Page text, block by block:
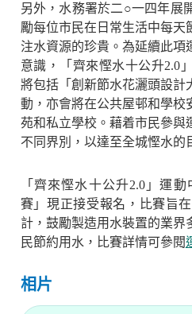
另外，水務署於二○一四年展
勵每位市民在日常生活中每天
注水資源的珍貴。為延續此項
意識，「齊來慳水十公升2.0
將包括「創新節水花灑頭設計
動，亦會將在公共屋邨和學校
苑和私立學校。藉着市民參與
不同界別，以達至全城慳水的
「齊來慳水十公升2.0」運
賽」現正接受報名，比賽旨
計，鼓勵製造用水裝置的業界
民節約用水，比賽詳情可參閱
相片